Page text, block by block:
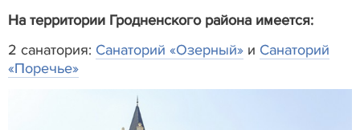
На территории Гродненского района имеется:
2 санатория: Санаторий «Озерный» и Санаторий
«Поречье»